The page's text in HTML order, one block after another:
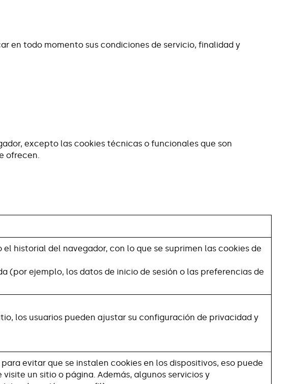
en todo momento sus condiciones de servicio, finalidad y
excepto las cookies técnicas o funcionales que son
ofrecen.
historial del navegador, con lo que se suprimen las cookies de
(por ejemplo, los datos de inicio de sesión o las preferencias de
los usuarios pueden ajustar su configuración de privacidad y
evitar que se instalen cookies en los dispositivos, eso puede
un sitio o página. Además, algunos servicios y